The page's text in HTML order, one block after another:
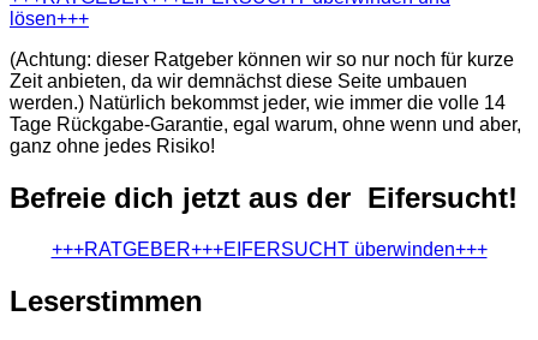
lösen+++
(Achtung: dieser Ratgeber können wir so nur noch für kurze
Zeit anbieten, da wir demnächst diese Seite umbauen
werden.) Natürlich bekommst jeder, wie immer die volle 14
Tage Rückgabe-Garantie, egal warum, ohne wenn und aber,
ganz ohne jedes Risiko!
Befreie dich jetzt aus der Eifersucht!
+++RATGEBER+++EIFERSUCHT überwinden+++
Leserstimmen